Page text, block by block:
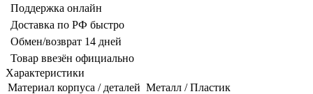
Поддержка онлайн
Доставка по РФ быстро
Обмен/возврат 14 дней
Товар ввезён официально
Характеристики
Материал корпуса / деталей Металл / Пластик